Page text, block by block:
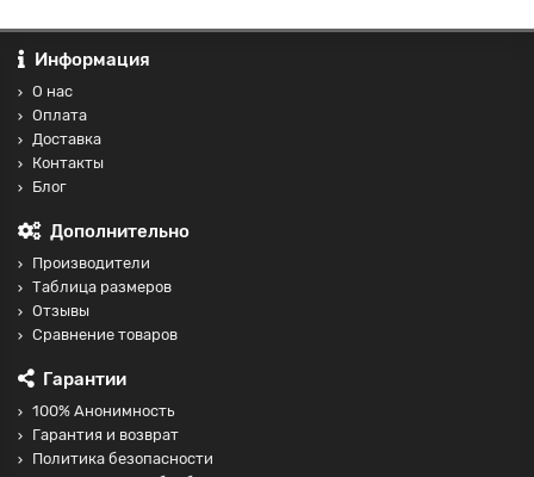
Информация
О нас
Оплата
Доставка
Контакты
Блог
Дополнительно
Производители
Таблица размеров
Отзывы
Сравнение товаров
Гарантии
100% Анонимность
Гарантия и возврат
Политика безопасности